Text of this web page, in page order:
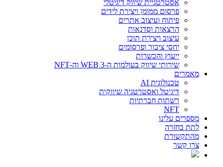
אסטרטגיית שיווק דיגיטלי
פרסום ממומן ויצירת לידים
פיתוח ועיצוב אתרים
הרצאות וסדנאות
עיצוב ויצירת תוכן
יחסי ציבור ופרסומים
ייעוץ והכשרות
שירותי שיווק בעולמות ה-WEB 3 וה-NFT
מאמרים
טכנולוגית AI
דיגיטל ואסטרטגיה שיווקית
רשתות חברתיות
NFT
מספרים עלינו
לתת בחזרה
מהתקשורת
צרו קשר